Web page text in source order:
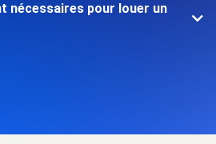
nécessaires pour louer un